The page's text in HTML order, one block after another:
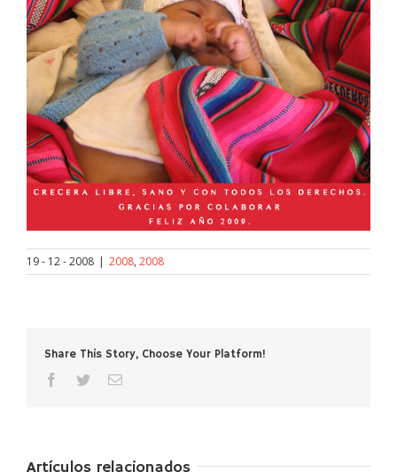
19 - 12 - 2008 | 2008, 2008
Share This Story, Choose Your Platform!
facebooktwitterCorreo
Artículos relacionados